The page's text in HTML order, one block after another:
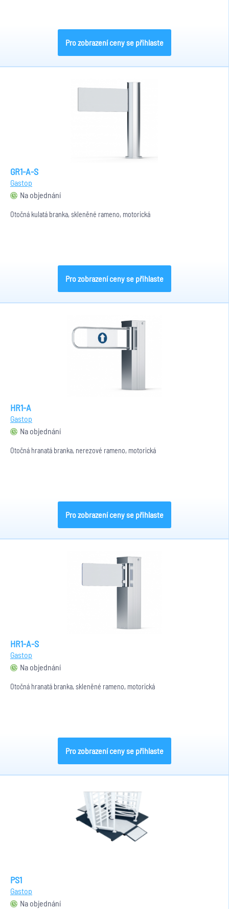
Pro zobrazení ceny se přihlaste
GR1-A-S
Gastop
Na objednání
Otočná kulatá branka, skleněné rameno, motorická
Pro zobrazení ceny se přihlaste
HR1-A
Gastop
Na objednání
Otočná hranatá branka, nerezové rameno, motorická
Pro zobrazení ceny se přihlaste
HR1-A-S
Gastop
Na objednání
Otočná hranatá branka, skleněné rameno, motorická
Pro zobrazení ceny se přihlaste
PS1
Gastop
Na objednání